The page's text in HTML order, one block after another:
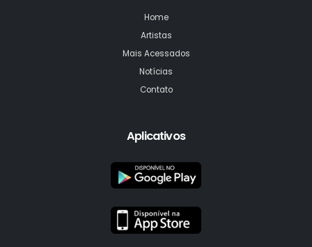
Home
Artistas
Mais Acessados
Notícias
Contato
Aplicativos